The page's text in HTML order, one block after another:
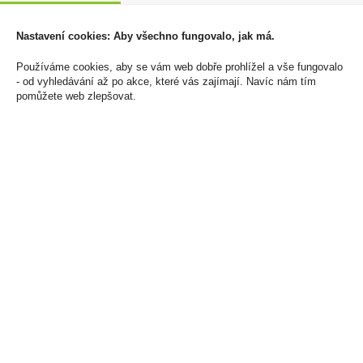
Vin Vieux Bordeaux
109 Kč
Cena za:1 ks
Skladem:100 - 500 ks
150 Kč
Cena za:1 ks
Skladem:100 - 500 ks
Nastavení cookies: Aby všechno fungovalo, jak má.
Používáme cookies, aby se vám web dobře prohlížel a vše fungovalo
- od vyhledávání až po akce, které vás zajímají. Navíc nám tím
pomůžete web zlepšovat.